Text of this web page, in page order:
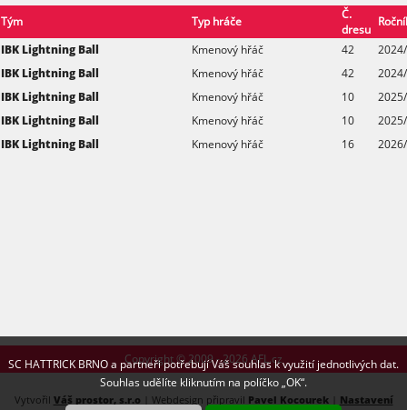
SC HATTRICK BRNO a partneři potřebují Váš souhlas k využití jednotlivých dat.
Souhlas udělíte kliknutím na políčko „OK“.
Tým Typ hráče
Č.
dresu
IBK Lightning Ball
Kmenový hřáč 42
IBK Lightning Ball
Kmenový hřáč 42
IBK Lightning Ball
Kmenový hřáč 10
IBK Lightning Ball
Kmenový hřáč 10
IBK Lightning Ball
Kmenový hřáč 16
Copyright © 2009 - 2026 AFL.cz
Vytvořil Váš prostor, s.r.o | Webdesign připravil Pavel Kocourek| Nastavení